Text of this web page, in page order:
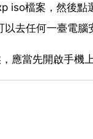
檔案，然後點
去任何一臺電腦
應當先開啟手機